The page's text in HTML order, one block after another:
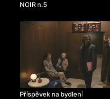
NOIR n.5
Příspěvek na bydlení